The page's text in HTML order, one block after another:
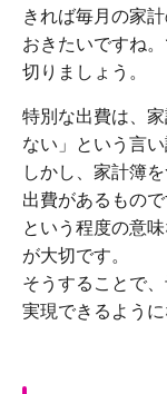
きれば毎月の家
おきたいですね
切りましょう。
特別な出費は、
ない」という言
しかし、家計簿
出費があるもの
という程度の意
が大切です。
そうすることで
実現できるように